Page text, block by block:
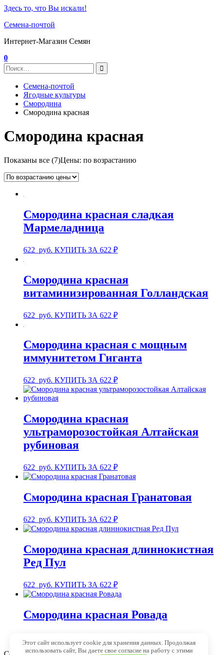
Здесь то, что Вы искали!
Семена-почтой
Интернет-Магазин Семян
0
Семена-почтой
Ягодные культуры
Смородина
Смородина красная
Смородина красная
Показаны все (7)Цены: по возрастанию
Смородина красная сладкая
Мармеладница
622 руб. КУПИТЬ ЗА 622 ₽
Смородина красная
витаминизированная Голландская
622 руб. КУПИТЬ ЗА 622 ₽
Смородина красная с мощным
иммунитетом Гиганта
622 руб. КУПИТЬ ЗА 622 ₽
Смородина красная
ультраморозостойкая Алтайская
рубиновая
622 руб. КУПИТЬ ЗА 622 ₽
Смородина красная Гранатовая
622 руб. КУПИТЬ ЗА 622 ₽
Смородина красная длиннокистная
Ред Пул
622 руб. КУПИТЬ ЗА 622 ₽
Смородина красная Ровада
Этот сайт использует cookie для хранения данных. Продолжая
использовать сайт, Вы даете свое согласие на работу с этими